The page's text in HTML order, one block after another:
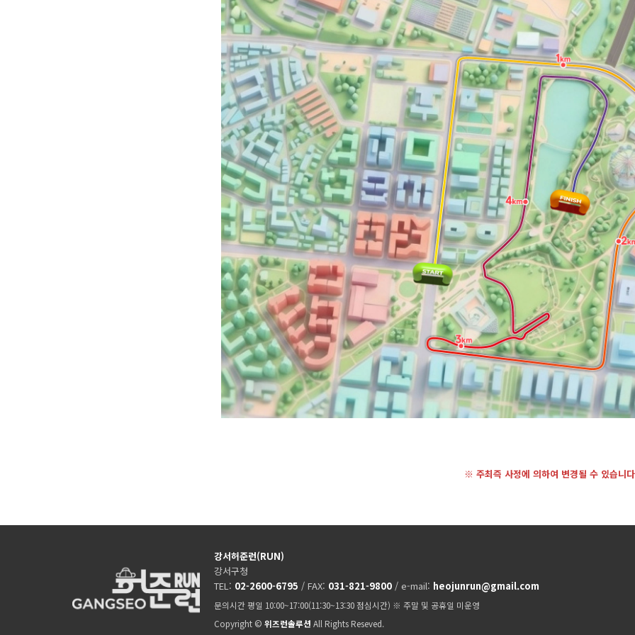
※ 주최즉 사정에 의하여 변경될 수 있습니
강서허준런(RUN)
강서구청
TEL: 02-2600-6795 / FAX: 031-821-9800 / e-mail: heojunrun@gmail.com
문의시간 평일 10:00~17:00(11:30~13:30 점심시간) ※ 주말 및 공휴일 미운영
Copyright © 위즈런솔루션 All Rights Reseved.